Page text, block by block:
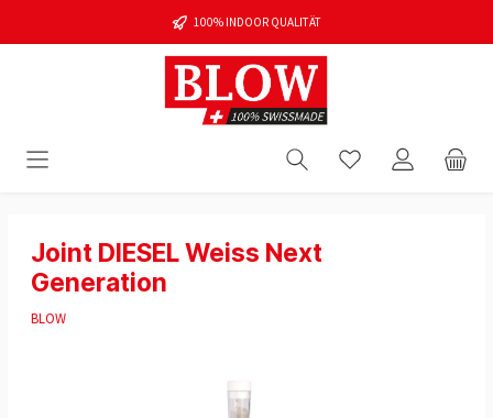
100% INDOOR QUALITÄT
Joint DIESEL Weiss Next
Generation
BLOW